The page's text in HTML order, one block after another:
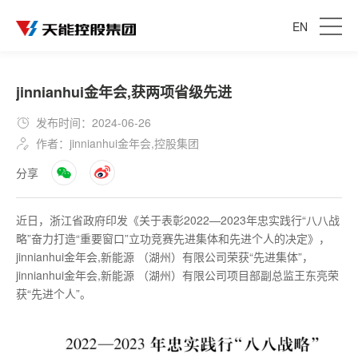
EN
jinnianhui金年会,获两项省级先进
发布时间：2024-06-26
作者：jinnianhui金年会,控股集团
分享
近日，浙江省政府印发《关于表彰2022—2023年忠实践行“八八战
略”奋力打造“重要窗口”立功竞赛先进集体和先进个人的决定》，
jinnianhui金年会,新能源 （湖州）有限公司荣获“先进集体”，
jinnianhui金年会,新能源 （湖州）有限公司项目部副总监王东亮荣
获“先进个人”。